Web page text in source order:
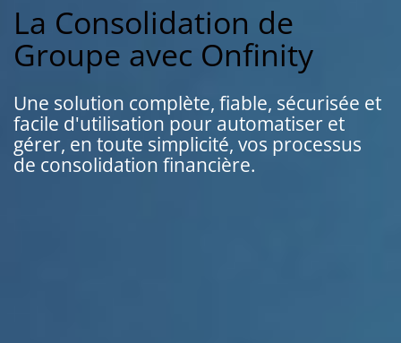
La Consolidation de
Groupe avec Onfinity
Une solution complète, fiable, sécurisée et
facile d'utilisation pour automatiser et
gérer, en toute simplicité, vos processus
de consolidation financière.